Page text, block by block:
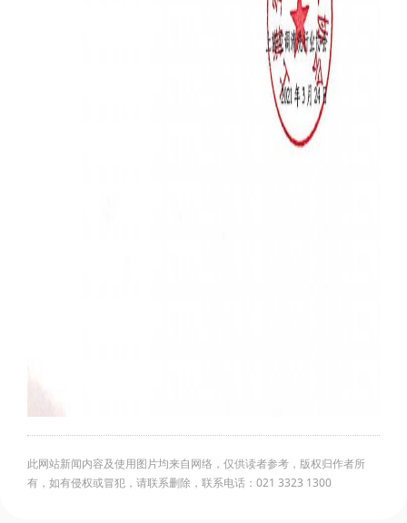
此网站新闻内容及使用图片均来自网络，仅供读者参考，版权归作者所
有，如有侵权或冒犯，请联系删除，联系电话：021 3323 1300